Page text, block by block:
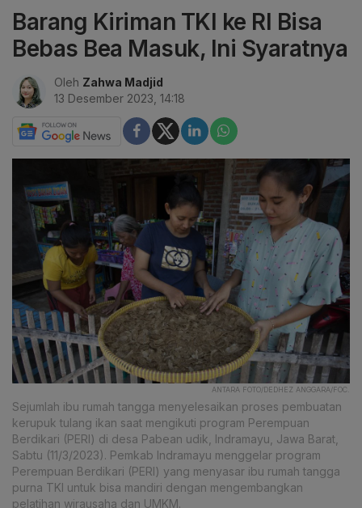
Barang Kiriman TKI ke RI Bisa
Bebas Bea Masuk, Ini Syaratnya
Oleh Zahwa Madjid
13 Desember 2023, 14:18
ANTARA FOTO/DEDHEZ ANGGARA/FOC.
Sejumlah ibu rumah tangga menyelesaikan proses pembuatan
kerupuk tulang ikan saat mengikuti program Perempuan
Berdikari (PERI) di desa Pabean udik, Indramayu, Jawa Barat,
Sabtu (11/3/2023). Pemkab Indramayu menggelar program
Perempuan Berdikari (PERI) yang menyasar ibu rumah tangga
purna TKI untuk bisa mandiri dengan mengembangkan
pelatihan wirausaha dan UMKM.